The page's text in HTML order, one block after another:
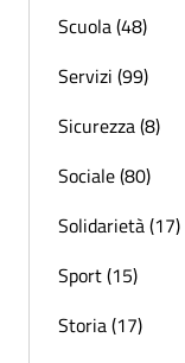
Scuola (48)
Servizi (99)
Sicurezza (8)
Sociale (80)
Solidarietà (17)
Sport (15)
Storia (17)